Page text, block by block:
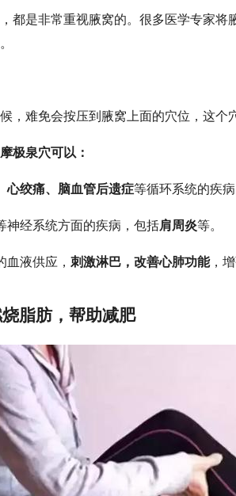
都是非常重视腋窝的。很多医学专家
，难免会按压到腋窝上面的穴位，这个
极泉穴可以：
心绞痛、脑血管后遗症等循环系统的疾病
神经系统方面的疾病，包括肩周炎等。
液供应， 刺激淋巴，改善心肺功能，
脂肪，帮助减肥